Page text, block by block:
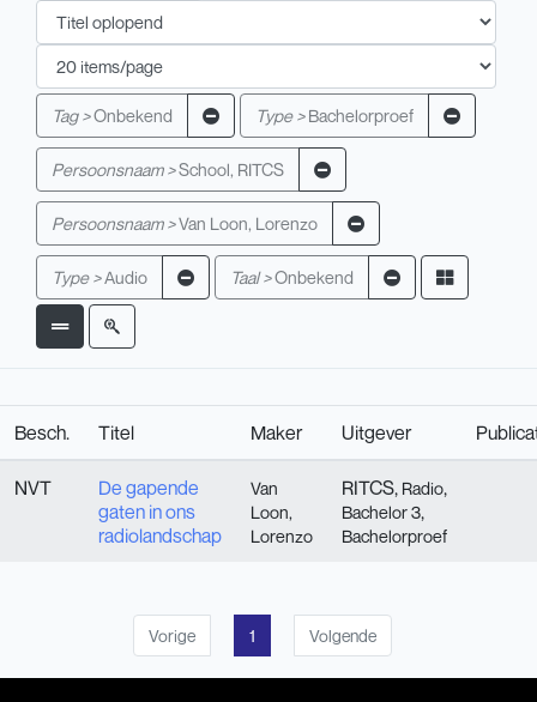
Tag >Onbekend Type > Bachelorproef
Persoonsnaam >School, RITCS
Persoonsnaam >Van Loon, Lorenzo
Type >Audio Taal >Onbekend
Besch. Titel Maker Uitgever
NVT
De gapende
gaten in ons
radiolandschap
Van
Loon,
Lorenzo
RITCS, Radio,
Bachelor 3,
Bachelorproef
Vorige 1 Volgende